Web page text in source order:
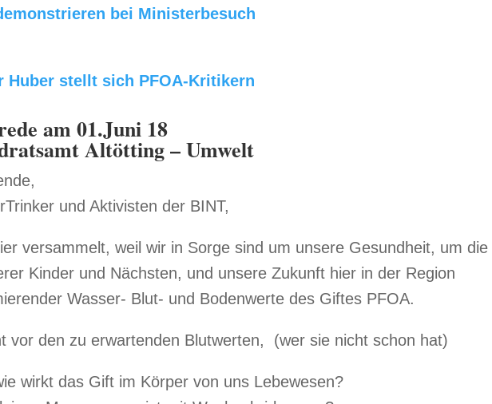
bei Ministerbesuch
Huber stellt sich PFOA-Kritikern
am 01.Juni 18
Altötting – Umwelt
und Aktivisten der BINT,
versammelt, weil wir in Sorge sind um unsere Gesundheit, um die
Kinder und Nächsten, und unsere Zukunft hier in der Region
Wasser- Blut- und Bodenwerte des Giftes PFOA.
vor den zu erwartenden Blutwerten, (wer sie nicht schon hat)
wirkt das Gift im Körper von uns Lebewesen?